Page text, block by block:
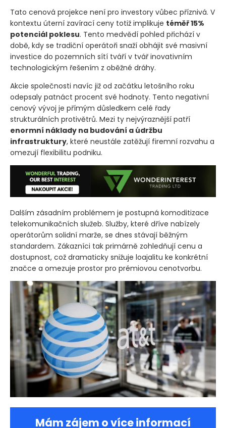
Tato cenová projekce není pro investory vůbec příznivá. V
kontextu úterní zavírací ceny totiž implikuje téměř 15%
potenciál poklesu. Tento medvědí pohled přichází v
době, kdy se tradiční operátoři snaží obhájit své masivní
investice do pozemních sítí tváří v tvář inovativním
technologickým řešením z oběžné dráhy.
Akcie společnosti navíc již od začátku letošního roku
odepsaly patnáct procent své hodnoty. Tento negativní
cenový vývoj je přímým důsledkem celé řady
strukturálních protivětrů. Mezi ty nejvýraznější patří
enormní náklady na budování a údržbu
infrastruktury, které neustále zatěžují firemní rozvahu a
omezují flexibilitu podniku.
Dalším zásadním problémem je postupná komoditizace
telekomunikačních služeb. Služby, které dříve nabízely
operátorům solidní marže, se dnes stávají běžným
standardem. Zákazníci tak primárně zohledňují cenu a
dostupnost, což dramaticky snižuje loajalitu ke konkrétní
značce a omezuje prostor pro prémiovou cenotvorbu.
Mám zájem o více informací